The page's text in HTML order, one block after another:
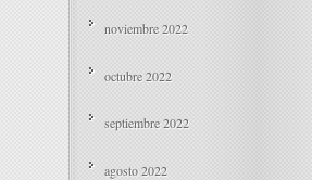
noviembre 2022
octubre 2022
septiembre 2022
agosto 2022